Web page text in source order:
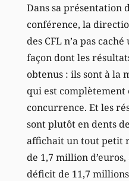
Dans sa présentation
conférence, la
des CFL n’a pas
façon dont les
obtenus : ils sont à la
qui est complètement
concurrence. Et les
sont plutôt en dents
affichait un tout petit
de 1,7 million
déficit de 11,7